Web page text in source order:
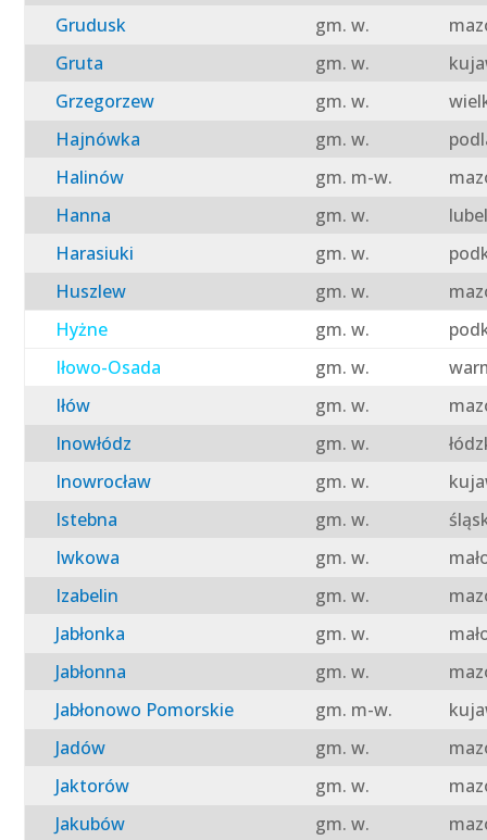
Grudusk
gm. w.
Gruta
gm. w.
Grzegorzew
gm. w.
Hajnówka
gm. w.
Halinów
gm. m-w.
Hanna
gm. w.
Harasiuki
gm. w.
Huszlew
gm. w.
Hyżne
gm. w.
Iłowo-Osada
gm. w.
Iłów
gm. w.
Inowłódz
gm. w.
Inowrocław
gm. w.
Istebna
gm. w.
Iwkowa
gm. w.
Izabelin
gm. w.
Jabłonka
gm. w.
Jabłonna
gm. w.
Jabłonowo Pomorskie
gm. m-w.
Jadów
gm. w.
Jaktorów
gm. w.
Jakubów
gm. w.